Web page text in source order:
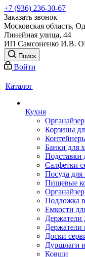
+7 (936) 236-30-67
Заказать звонок
Московская область,
Линейная улица, 44
ИП Самсоненко И.В.
Поиск
Войти
Каталог
Кухня
Корзины
Банки для
Подставки
Салфетки
Посуда
Пищевые
Подложка
Емкости
Держатели
Держатели
Доски
Дуршлаги
Ковши